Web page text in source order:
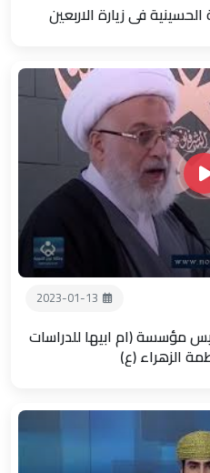
في زيارة الاربعين
2023-01-13
مؤسسة (ام ابيها للدراسات
الزهراء (ع)